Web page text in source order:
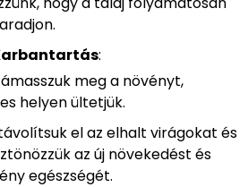
:
meg a növényt,
helyen ültetjük.
el az elhalt virágokat és
az új növekedést és
egészségét.